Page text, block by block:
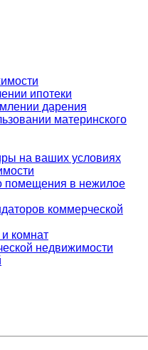
ипотеки
дарения
материнского
на ваших условиях
помещения в нежилое
коммерческой
комнат
недвижимости